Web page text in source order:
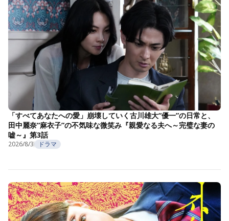
「すべてあなたへの愛」崩壊していく古川雄大“優一”の日常と、
田中麗奈“麻衣子”の不気味な微笑み『親愛なる夫へ～完璧な妻の
嘘～』第3話
2026/8/3 ドラマ